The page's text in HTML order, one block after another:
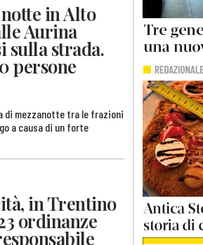
in Alto
Aurina
sulla strada.
persone
di mezzanotte tra le frazioni
a causa di un forte
in Trentino
ordinanze